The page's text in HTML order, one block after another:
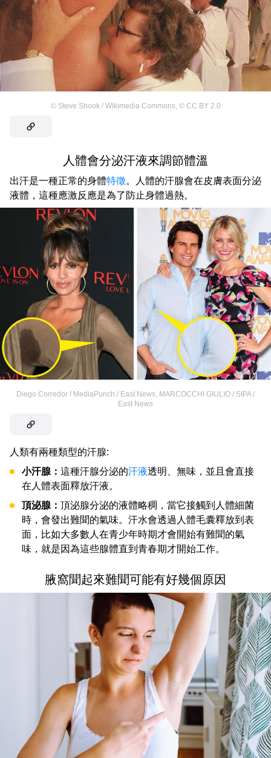
© Steve Shook / Wikimedia Commons, © CC BY 2.0
人體會分泌汗液來調節體溫
出汗是一種正常的身體特徵。人體的汗腺會在皮膚表面分泌
液體，這種應激反應是為了防止身體過熱。
Diego Corredor / MediaPunch / East News MARCOCCHI GIULIO / SIPA /
East News
人類有兩種類型的汗腺:
小汗腺： 這種汗腺分泌的汗液透明、無味，並且會直接
在人體表面釋放汗液。
頂泌腺： 頂泌腺分泌的液體略稠，當它接觸到人體細菌
時，會發出難聞的氣味。汗水會透過人體毛囊釋放到表
面，比如大多數人在青少年時期才會開始有難聞的氣
味，就是因為這些腺體直到青春期才開始工作。
腋窩聞起來難聞可能有好幾個原因